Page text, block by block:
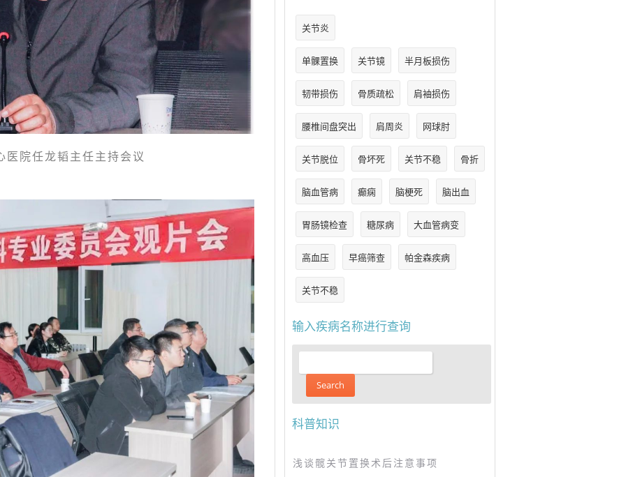
医院任龙韬主任主持会议
关节炎
单髁置换 关节镜 半月板损伤
韧带损伤 骨质疏松 肩袖损伤
腰椎间盘突出 肩周炎 网球肘
关节脱位 骨坏死 关节不稳 骨折
脑血管病 癫痫 脑梗死 脑出血
胃肠镜检查 糖尿病 大血管病变
高血压 早癌筛查 帕金森疾病
关节不稳
输入疾病名称进行查询
科普知识
浅谈髋关节置换术后注意事项